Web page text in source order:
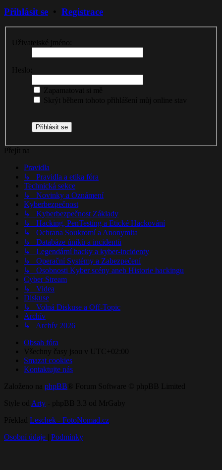
Přihlásit se • Registrace
Uživatelské jméno:
Heslo:
Zapamatovat si mě
Skrýt během tohoto přihlášení můj online stav
Přejít na
Pravidla
↳ Pravidla a etika fóra
Technická sekce
↳ Novinky a Oznámení
Kyberbezpečnost
↳ Kyberbezpečnost Základy
↳ Hacking, PenTesting a Etické Hackování
↳ ​Ochrana Soukromí a Anonymita
↳ Databáze úniků a incidentů
↳ Legendární hacky a kyber-incidenty
↳ ​Operační Systémy a Zabezpečení
↳ Osobnosti Kyber scény aneb Historie hackingu
Cyber Stream
↳ Videa
Diskuse
↳ ​Volná Diskuse a Off-Topic
Archív
↳ Archív 2026
Obsah fóra
Všechny časy jsou v UTC+02:00
Smazat cookies
Kontaktujte nás
Založeno na phpBB ® Forum Software © phpBB Limited
Style od Arty - phpBB 3.3 od MrGaby
Překlad Leschek - FotoNomad.cz
Osobní údaje
Podmínky